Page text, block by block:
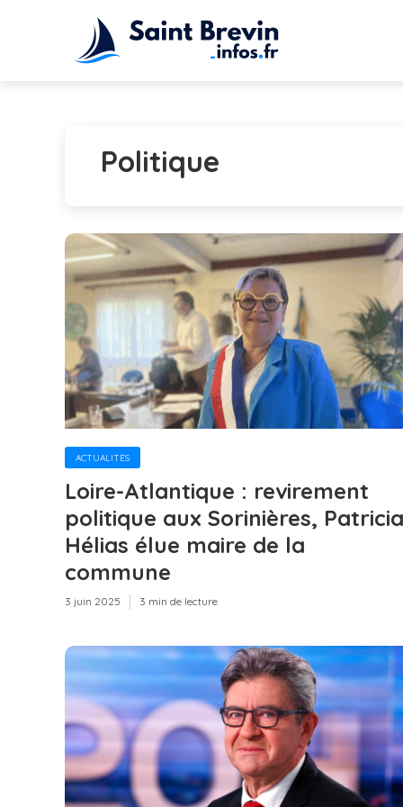
Politique
ACTUALITÉS
Loire-Atlantique : revirement
politique aux Sorinières, Patricia
Hélias élue maire de la
commune
3 juin 2025 3 min de lecture